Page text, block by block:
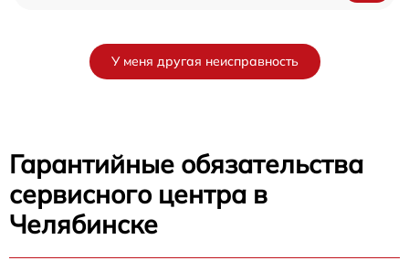
У меня другая неисправность
Гарантийные обязательства
сервисного центра в
Челябинске